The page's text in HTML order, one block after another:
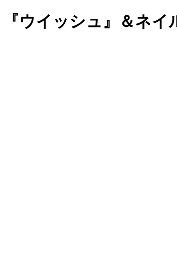
ウイッシュ』＆ネイ